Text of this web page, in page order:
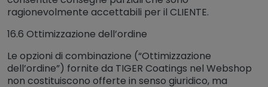
ragionevolmente accettabili per il CLIENTE.
16.6 Ottimizzazione dell’ordine
Le opzioni di combinazione (“Ottimizzazione
dell’ordine”) fornite da TIGER Coatings nel Webshop
non costituiscono offerte in senso giuridico, ma